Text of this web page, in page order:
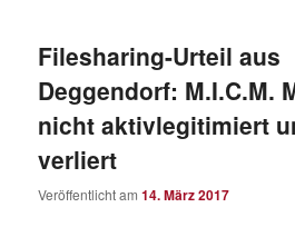
Filesharing-Urteil aus
Deggendorf: M.I.C.M.
nicht aktivlegitimiert
verliert
Veröffentlicht am14. März 2017